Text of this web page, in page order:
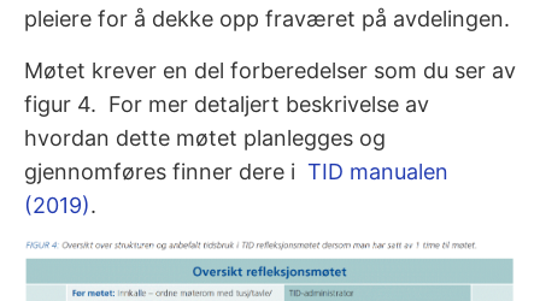
pleiere for å dekke opp fraværet på avdelingen.
Møtet krever en del forberedelser som du ser av
figur 4. For mer detaljert beskrivelse av
hvordan dette møtet planlegges og
gjennomføres finner dere i TID manualen
(2019).